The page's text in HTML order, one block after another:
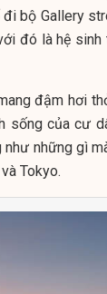
bộ Gallery
đó là hệ
đậm hơi
sống của cư
những gì
Tokyo.